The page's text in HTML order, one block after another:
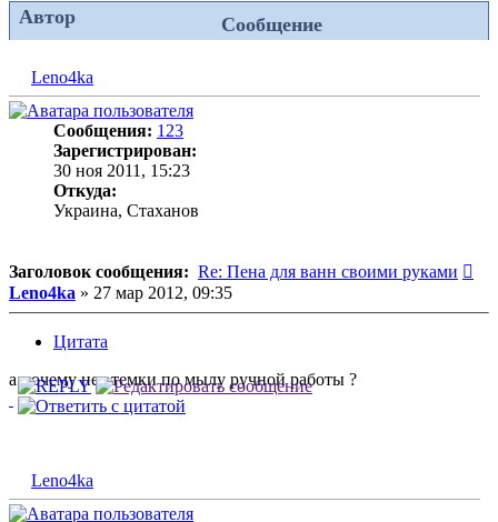
Автор Сообщение
Leno4ka
Сообщения: 123
Зарегистрирован:
30 ноя 2011, 15:23
Откуда:
Украина, Стаханов
Заголовок сообщения: Re: Пена для ванн своими руками
Leno4ka » 27 мар 2012, 09:35
Цитата
а почему нет темки по мылу ручной работы ?
Leno4ka